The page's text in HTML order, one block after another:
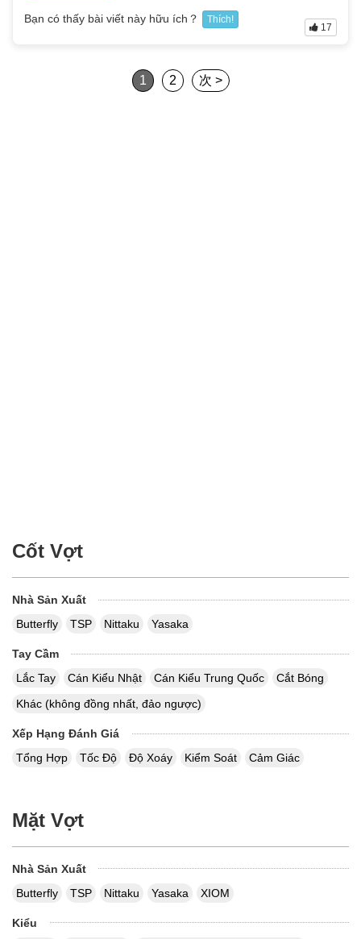
Bạn có thấy bài viết này hữu ích？ Thích!
17
1 2 次 >
Cốt Vợt
Nhà Sản Xuất
Butterfly
TSP Nittaku Yasaka
Tay Cầm
Lắc Tay
Cán Kiểu Nhật Cán Kiểu Trung Quốc
Cắt Bóng
Khác (không đồng nhất, đảo ngược)
Xếp Hạng Đánh Giá
Tổng Hợp
Tốc Độ Độ Xoáy Kiểm Soát Cảm Giác
Mặt Vợt
Nhà Sản Xuất
Butterfly
TSP Nittaku Yasaka XIOM
Kiểu